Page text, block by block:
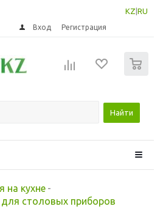
KZ RU
Вход Регистрация
Найти
на кухне -
столовых приборов